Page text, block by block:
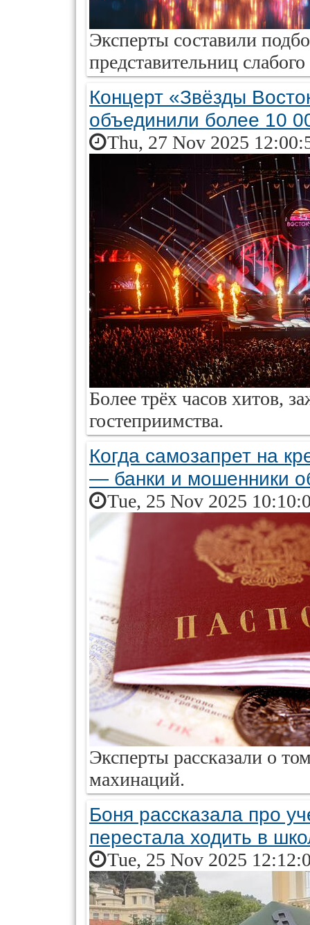
Эксперты составили
представительниц
Концерт «Звёзды
объединили более 10
Thu, 27 Nov 2025
Более трёх часов хитов,
гостеприимства.
Когда самозапрет на
— банки и мошенники
Tue, 25 Nov 2025
Эксперты рассказали о
махинаций.
Боня рассказала про
перестала ходить в
Tue, 25 Nov 2025